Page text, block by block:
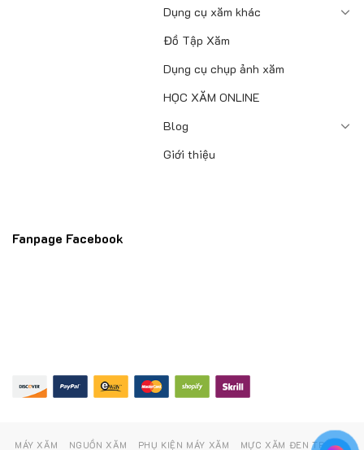
Dụng cụ xăm khác
Đồ Tập Xăm
Dụng cụ chụp ảnh xăm
HỌC XĂM ONLINE
Blog
Giới thiệu
Fanpage Facebook
MÁY XĂM NGUỒN XĂM PHỤ KIỆN MÁY XĂM
MỰC XĂM ĐEN TRẮNG